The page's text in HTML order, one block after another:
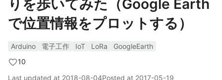
りを歩いてみた（Google Earth
で位置情報をプロットする）
Arduino 電子工作 IoT LoRa
GoogleEarth
10
Last updated at 2018-08-04Posted at 2017-05-19